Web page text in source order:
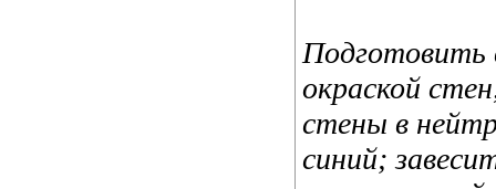
Подготовить
окраской
стены в
синий;